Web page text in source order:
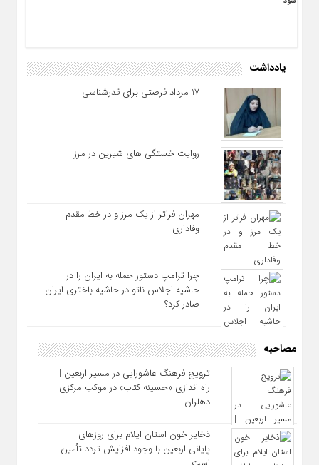
کشف ۱۰ تخلف
صنفی در گشت
مشترک نظارت بر
بازار خدمات...
بازگشت بیش از
هزار زائر اربعین از
...
یادداشت
17 مرداد فرصتی برای قدرشناسی
روایت خستگی‌ های شیرین در مرز
مهران فراتر از یک مرز و در خط مقدم
وفاداری
چرا ترامپ دستور حمله به ایران را در
حاشیه اجلاس ناتو در حاشیه باختری ایران
صادر کرد؟
مصاحبه
ترویج فرهنگ عاشورایی در مسیر اربعین |
راه‌ اندازی «حسینه کتاب» در موکب مرکزی
دهلران
ذخایر خون استان ایلام برای روزهای
پایانی اربعین با وجود افزایش تردد تأمین